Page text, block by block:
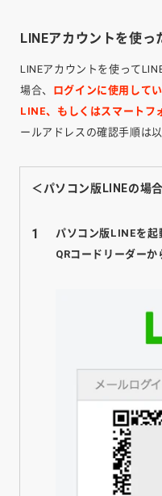
LINEアカウントを使っ
LINEアカウントを使って
場合、 ログインに使用して
LINE、もしくはスマートフ
ールアドレスの確認手順は
＜パソコン版LINEの場
パソコン版LINEを
QRコードリーダーか